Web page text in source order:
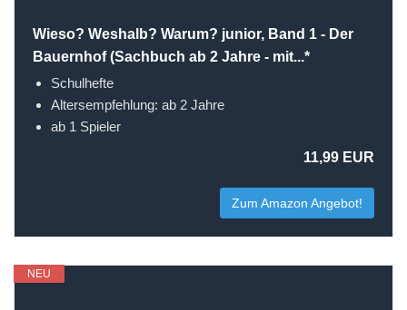
Wieso? Weshalb? Warum? junior, Band 1 - Der
Bauernhof (Sachbuch ab 2 Jahre - mit...*
Schulhefte
Altersempfehlung: ab 2 Jahre
ab 1 Spieler
11,99 EUR
Zum Amazon Angebot!
NEU